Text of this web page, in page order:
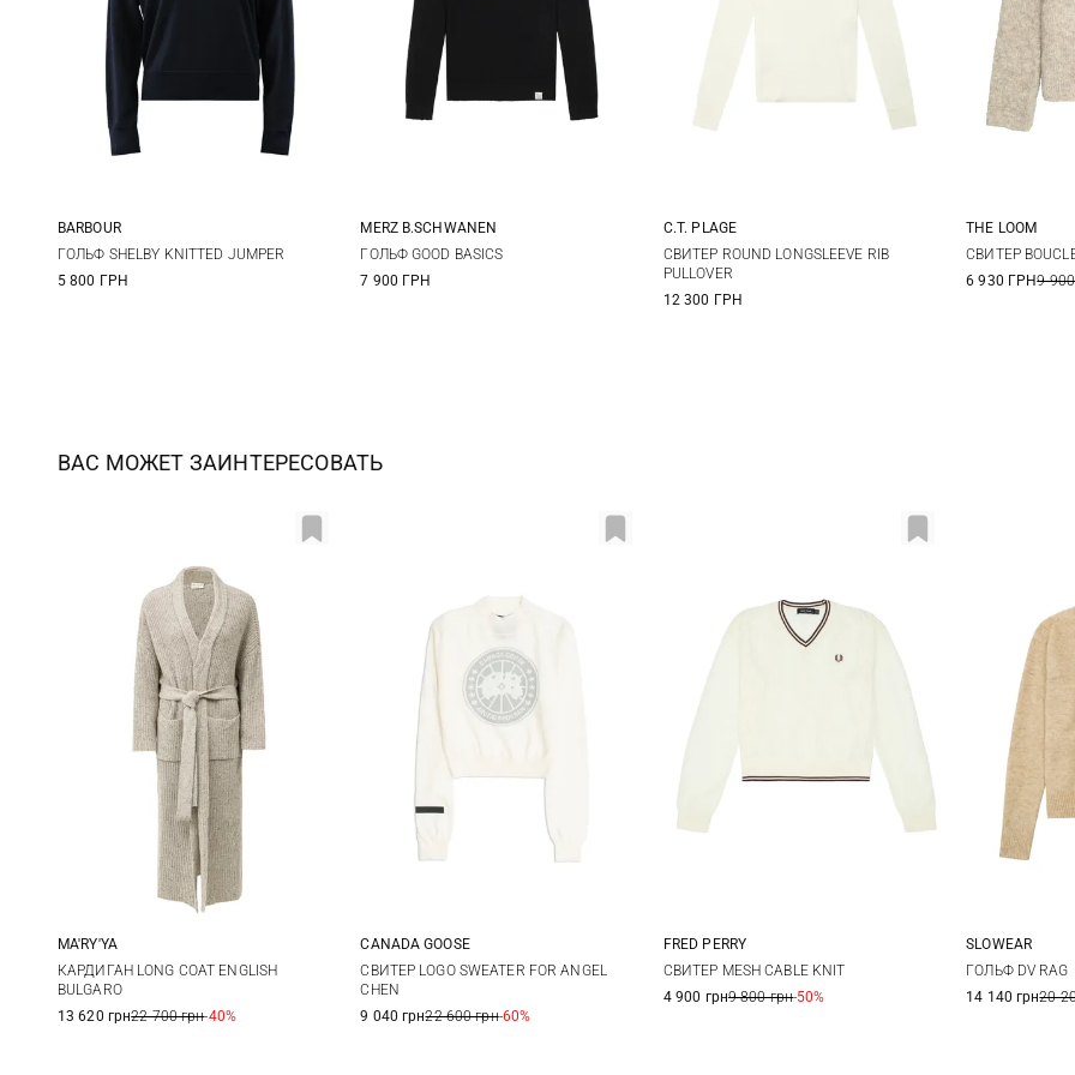
8 10 12
BARBOUR
ГОЛЬФ SHELBY KNITTED JUMPER
5 800 ГРН
XS S
MERZ B.SCHWANEN
ГОЛЬФ GOOD BASICS
7 900 ГРН
36 38 40
C.T. PLAGE
СВИТЕР ROUND LONGSLEEVE RIB
PULLOVER
12 300 ГРН
S
THE LOOM
СВИТЕР
6 930 ГРН9
ВАС МОЖЕТ ЗАИНТЕРЕСОВАТЬ
XS S M
MA'RY'YA
КАРДИГАН LONG COAT ENGLISH
BULGARO
13 620 грн22 700 грн-40%
XS S M
CANADA GOOSE
СВИТЕР LOGO SWEATER FOR ANGEL
CHEN
9 040 грн22 600 грн-60%
6 8 10
FRED PERRY
СВИТЕР MESH CABLE KNIT
4 900 грн9 800 грн-50%
38 40
SLOWEAR
ГОЛЬФ DV RAG
14 140 грн20